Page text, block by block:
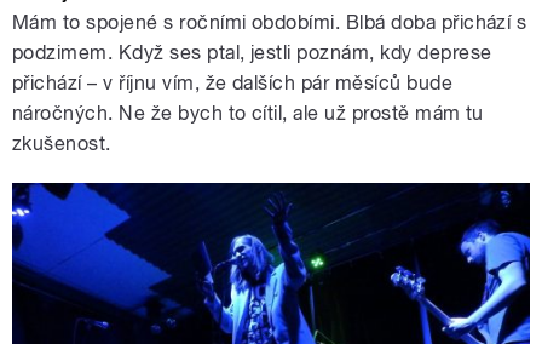
Mám to spojené s ročními obdobími. Blbá doba přichází s
podzimem. Když ses ptal, jestli poznám, kdy deprese
přichází – v říjnu vím, že dalších pár měsíců bude
náročných. Ne že bych to cítil, ale už prostě mám tu
zkušenost.